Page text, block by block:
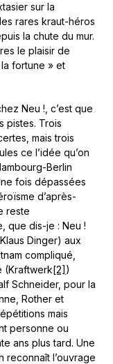
sur la
rares kraut-héros
la chute du mur.
le plaisir de
fortune » et
Neu !, c’est que
pistes. Trois
mais trois
ce l’idée qu’on
Berlin
fois dépassées
d’après-
reste
que dis-je : Neu !
Dinger) aux
compliqué,
(Kraftwerk[2] )
Schneider, pour la
Rother et
mais
personne ou
ans plus tard. Une
reconnaît l’ouvrage